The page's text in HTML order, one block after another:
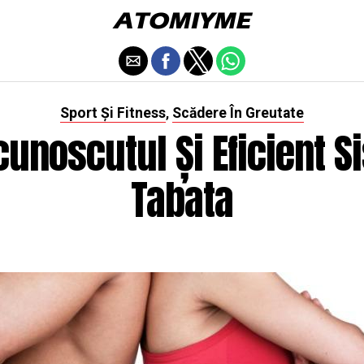
Sport Și Fitness, Scădere În Greutate
Și Eficient
Tabata